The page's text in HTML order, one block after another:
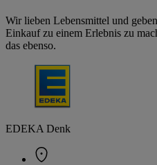
Wir lieben Lebensmittel und
Einkauf zu einem Erlebnis zu
das ebenso.
EDEKA Denk